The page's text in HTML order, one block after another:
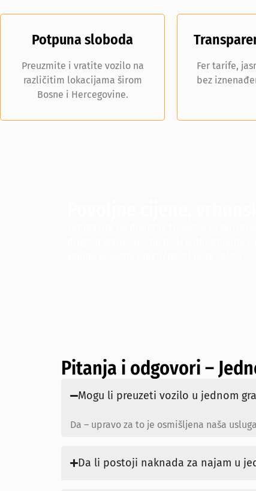
Potpuna sloboda
Preuzmite i vratite vozilo na
različitim lokacijama širom
Bosne i Hercegovine.
Fer tarife,
bez
Pitanja i odgovori –
Mogu li preuzeti vozilo u jednom
Da – upravo za to je osmišljena naša
Da li postoji naknada za najam u